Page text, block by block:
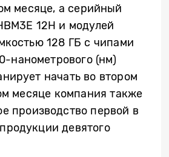
месяце, а серийный
12H и модулей
128 ГБ с чипами
нанометрового (нм)
начать во втором
месяце компания также
производство первой в
девятого